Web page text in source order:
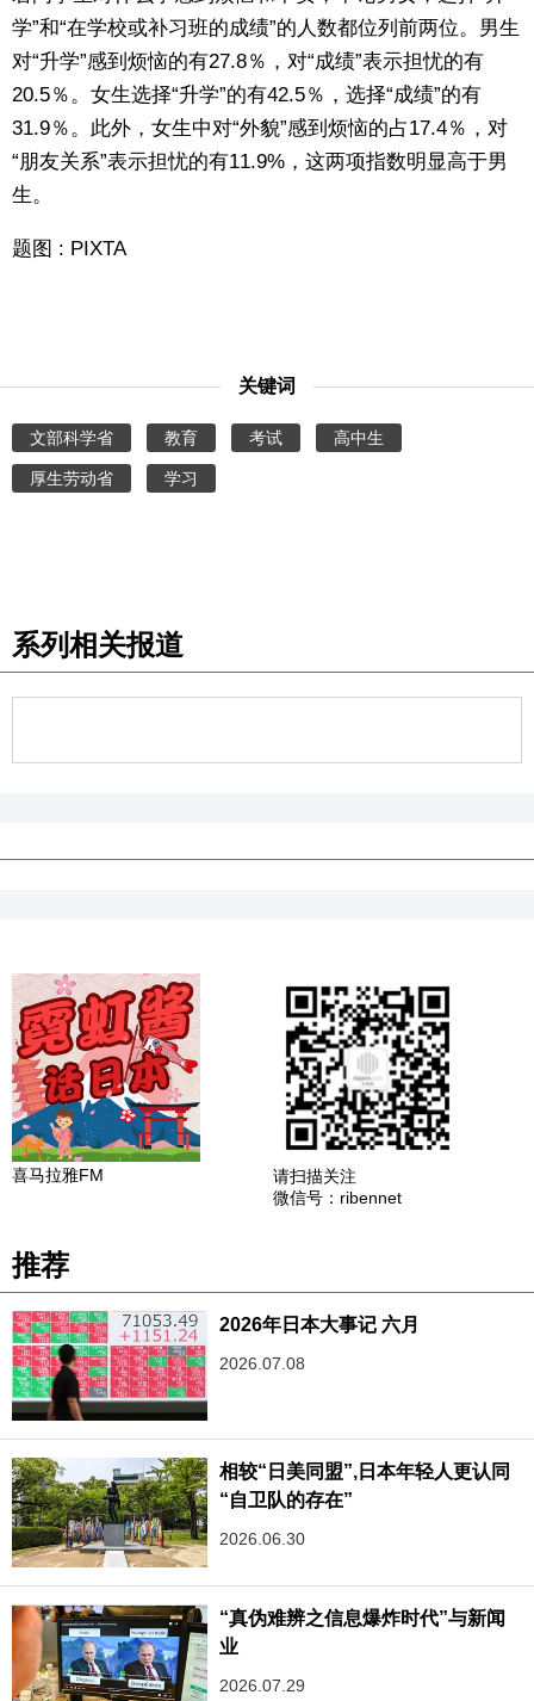
学”和“在学校或补习班的成绩”的人数都位列前两位。男生
对“升学”感到烦恼的有27.8％，对“成绩”表示担忧的有
20.5％。女生选择“升学”的有42.5％，选择“成绩”的有
31.9％。此外，女生中对“外貌”感到烦恼的占17.4％，对
“朋友关系”表示担忧的有11.9%，这两项指数明显高于男
生。
题图 : PIXTA
关键词
文部科学省 教育 考试 高中生
厚生劳动省 学习
系列相关报道
喜马拉雅FM
请扫描关注
微信号：ribennet
推荐
2026年日本大事记 六月
2026.07.08
相较“日美同盟”,日本年轻人更认同
“自卫队的存在”
2026.06.30
“真伪难辨之信息爆炸时代”与新闻
业
2026.07.29